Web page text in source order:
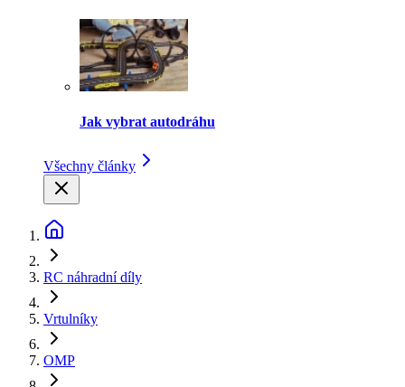
Jak vybrat autodráhu
Všechny články
RC náhradní díly
Vrtulníky
OMP